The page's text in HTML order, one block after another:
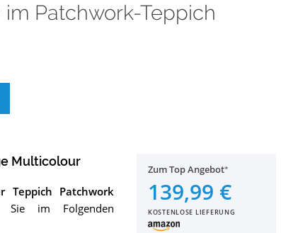
im Patchwork-Teppich
Zum Top Angebot
139,99 €
KOSTENLOSE LIEFERUNG
Multicolour
Teppich Patchwork
im Folgenden